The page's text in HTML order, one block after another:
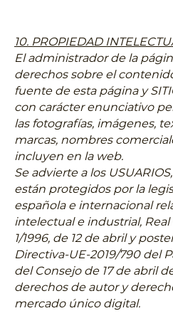
10. PROPIEDAD
El administrador de la
derechos sobre el
fuente de esta página y
con carácter enunciativo
las fotografías, imágenes,
marcas, nombres
incluyen en la web.
Se advierte a los
están protegidos por la
española e internacional
intelectual e industrial,
1/1996, de 12 de abril y
Directiva-UE-2019/790 del
del Consejo de 17 de abril
derechos de autor y
mercado único digital.